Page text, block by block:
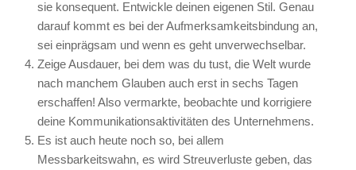
sie konsequent. Entwickle deinen eigenen Stil. Genau
darauf kommt es bei der Aufmerksamkeitsbindung an,
sei einprägsam und wenn es geht unverwechselbar.
Zeige Ausdauer, bei dem was du tust, die Welt wurde
nach manchem Glauben auch erst in sechs Tagen
erschaffen! Also vermarkte, beobachte und korrigiere
deine Kommunikationsaktivitäten des Unternehmens.
Es ist auch heute noch so, bei allem
Messbarkeitswahn, es wird Streuverluste geben, das